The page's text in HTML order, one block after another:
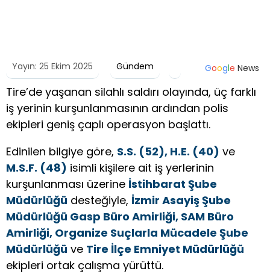
Yayın: 25 Ekim 2025 Gündem Google News
Tire’de yaşanan silahlı saldırı olayında, üç farklı
iş yerinin kurşunlanmasının ardından polis
ekipleri geniş çaplı operasyon başlattı.
Edinilen bilgiye göre, S.S. (52), H.E. (40) ve
M.S.F. (48) isimli kişilere ait iş yerlerinin
kurşunlanması üzerine İstihbarat Şube
Müdürlüğü desteğiyle, İzmir Asayiş Şube
Müdürlüğü Gasp Büro Amirliği, SAM Büro
Amirliği, Organize Suçlarla Mücadele Şube
Müdürlüğü ve Tire İlçe Emniyet Müdürlüğü
ekipleri ortak çalışma yürüttü.